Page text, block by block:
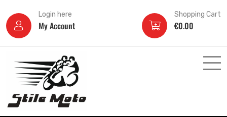
Login here
My Account
Shopping Cart
€0.00